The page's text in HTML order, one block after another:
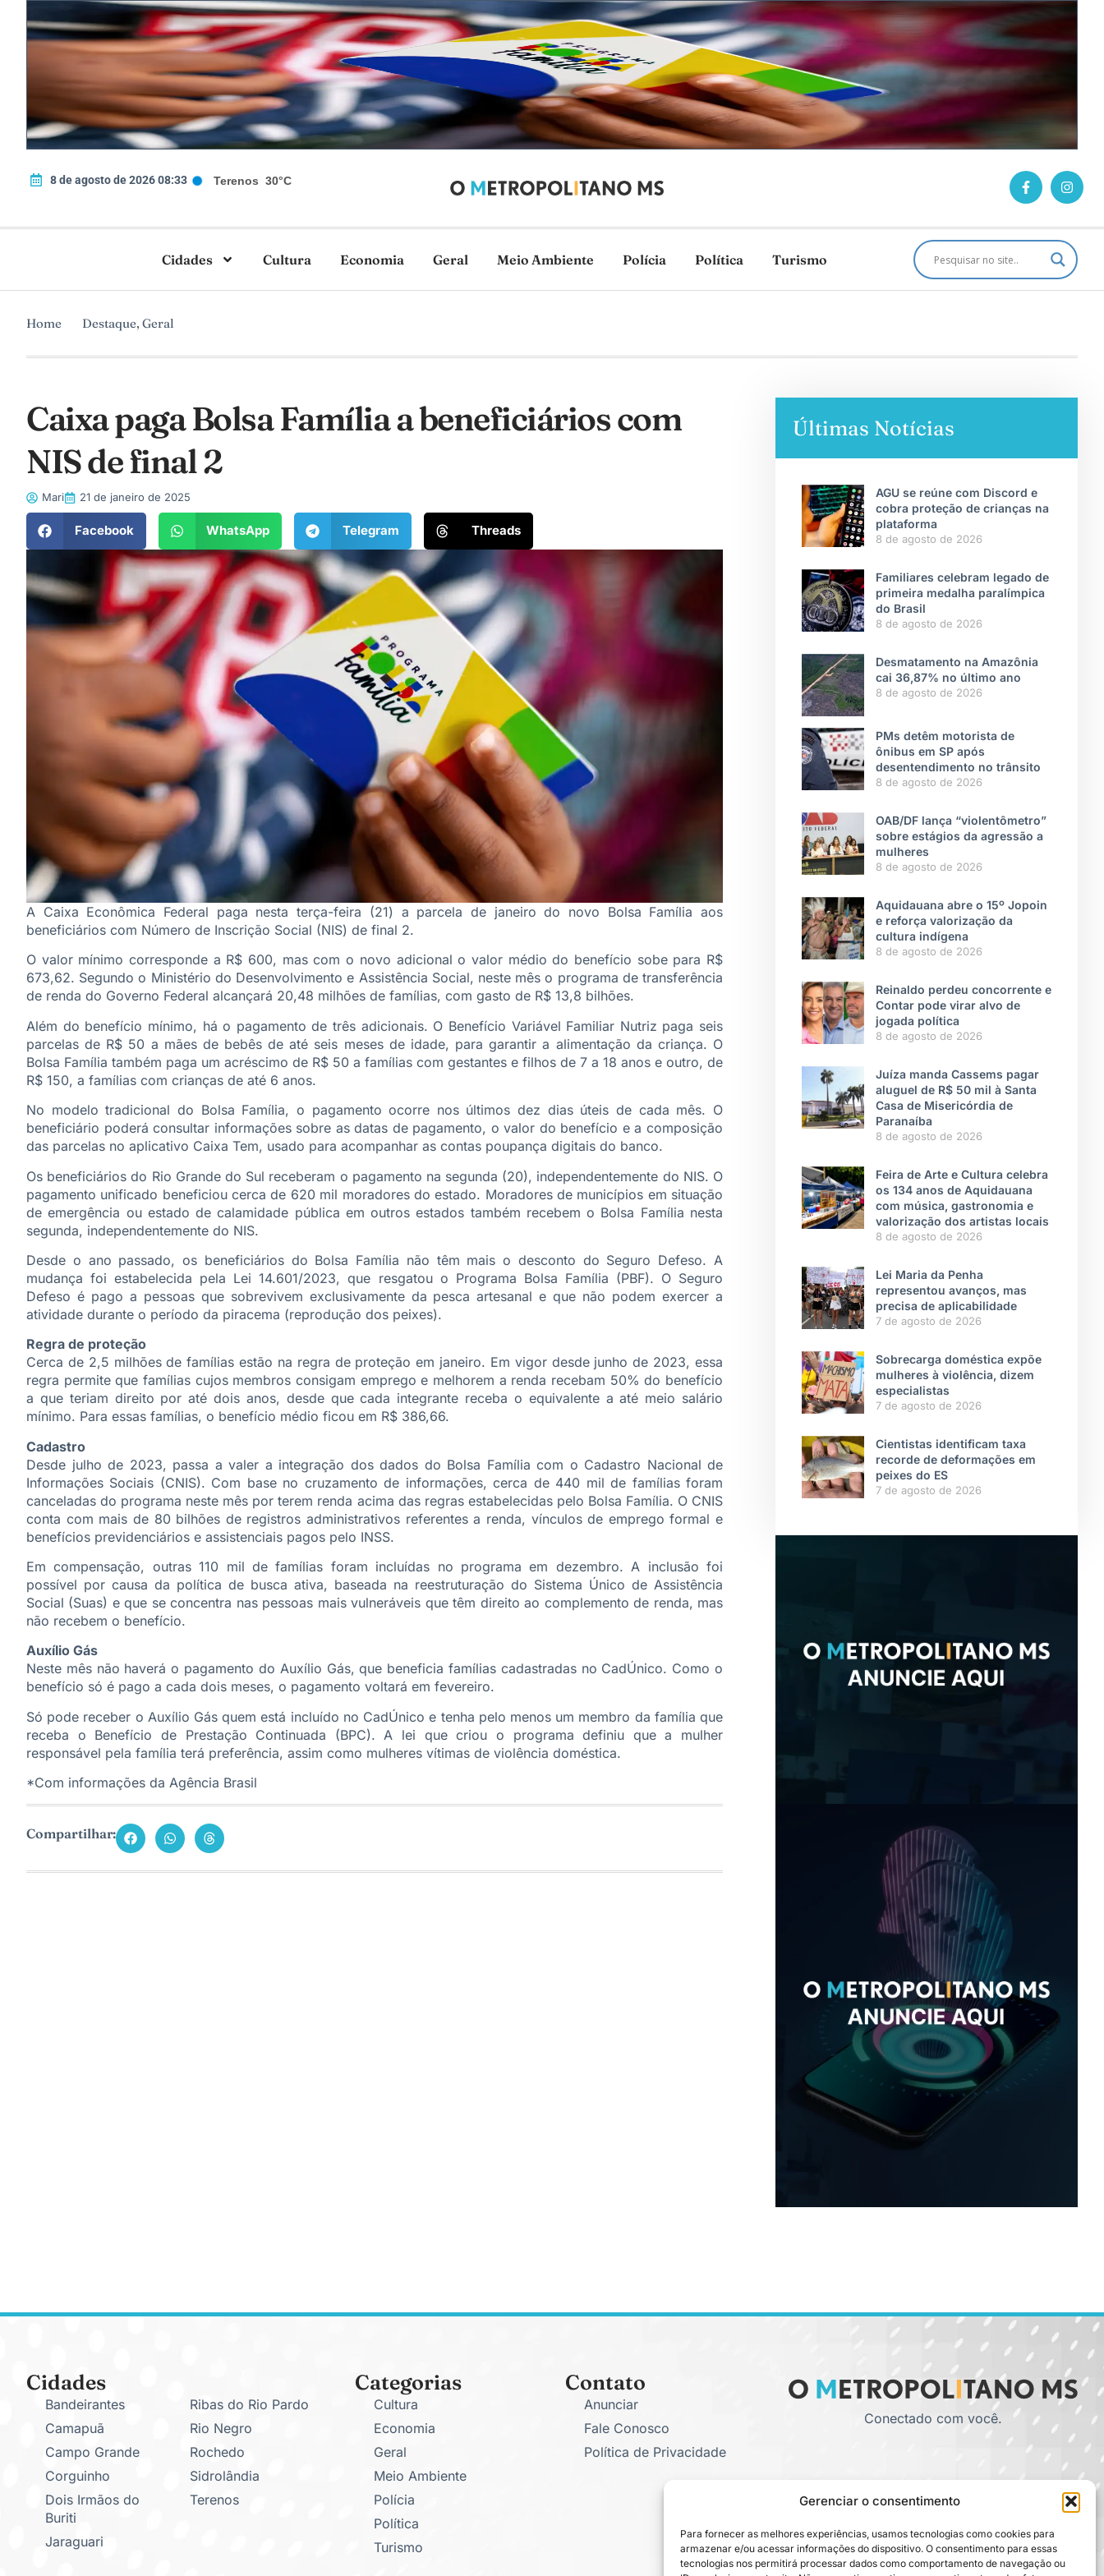
Gerenciar o consentimento
Para fornecer as melhores experiências, usamos tecnologias como cookies para
armazenar e/ou acessar informações do dispositivo. O consentimento para essas
tecnologias nos permitirá processar dados como comportamento de navegação ou
8 de agosto de 2026 08:33 Terenos 30°C
Cidades Cultura Economia Geral Meio Ambiente Polícia Política Turismo
Home Destaque, Geral
Caixa paga Bolsa Família a beneficiários com
NIS de final 2
Mari 21 de janeiro de 2025
Facebook WhatsApp Telegram Threads
A Caixa Econômica Federal paga nesta terça-feira (21) a parcela de janeiro do novo Bolsa Família aos
beneficiários com Número de Inscrição Social (NIS) de final 2.
O valor mínimo corresponde a R$ 600, mas com o novo adicional o valor médio do benefício sobe para R$
673,62. Segundo o Ministério do Desenvolvimento e Assistência Social, neste mês o programa de transferência
de renda do Governo Federal alcançará 20,48 milhões de famílias, com gasto de R$ 13,8 bilhões.
Além do benefício mínimo, há o pagamento de três adicionais. O Benefício Variável Familiar Nutriz paga seis
parcelas de R$ 50 a mães de bebês de até seis meses de idade, para garantir a alimentação da criança. O
Bolsa Família também paga um acréscimo de R$ 50 a famílias com gestantes e filhos de 7 a 18 anos e outro, de
R$ 150, a famílias com crianças de até 6 anos.
No modelo tradicional do Bolsa Família, o pagamento ocorre nos últimos dez dias úteis de cada mês. O
beneficiário poderá consultar informações sobre as datas de pagamento, o valor do benefício e a composição
das parcelas no aplicativo Caixa Tem, usado para acompanhar as contas poupança digitais do banco.
Os beneficiários do Rio Grande do Sul receberam o pagamento na segunda (20), independentemente do NIS. O
pagamento unificado beneficiou cerca de 620 mil moradores do estado. Moradores de municípios em situação
de emergência ou estado de calamidade pública em outros estados também recebem o Bolsa Família nesta
segunda, independentemente do NIS.
Desde o ano passado, os beneficiários do Bolsa Família não têm mais o desconto do Seguro Defeso. A
mudança foi estabelecida pela Lei 14.601/2023, que resgatou o Programa Bolsa Família (PBF). O Seguro
Defeso é pago a pessoas que sobrevivem exclusivamente da pesca artesanal e que não podem exercer a
atividade durante o período da piracema (reprodução dos peixes).
Regra de proteção
Cerca de 2,5 milhões de famílias estão na regra de proteção em janeiro. Em vigor desde junho de 2023, essa
regra permite que famílias cujos membros consigam emprego e melhorem a renda recebam 50% do benefício
a que teriam direito por até dois anos, desde que cada integrante receba o equivalente a até meio salário
mínimo. Para essas famílias, o benefício médio ficou em R$ 386,66.
Cadastro
Desde julho de 2023, passa a valer a integração dos dados do Bolsa Família com o Cadastro Nacional de
Informações Sociais (CNIS). Com base no cruzamento de informações, cerca de 440 mil de famílias foram
canceladas do programa neste mês por terem renda acima das regras estabelecidas pelo Bolsa Família. O CNIS
conta com mais de 80 bilhões de registros administrativos referentes a renda, vínculos de emprego formal e
benefícios previdenciários e assistenciais pagos pelo INSS.
Em compensação, outras 110 mil de famílias foram incluídas no programa em dezembro. A inclusão foi
possível por causa da política de busca ativa, baseada na reestruturação do Sistema Único de Assistência
Social (Suas) e que se concentra nas pessoas mais vulneráveis que têm direito ao complemento de renda, mas
não recebem o benefício.
Auxílio Gás
Neste mês não haverá o pagamento do Auxílio Gás, que beneficia famílias cadastradas no CadÚnico. Como o
benefício só é pago a cada dois meses, o pagamento voltará em fevereiro.
Só pode receber o Auxílio Gás quem está incluído no CadÚnico e tenha pelo menos um membro da família que
receba o Benefício de Prestação Continuada (BPC). A lei que criou o programa definiu que a mulher
responsável pela família terá preferência, assim como mulheres vítimas de violência doméstica.
*Com informações da Agência Brasil
Compartilhar:
Últimas Notícias
AGU se reúne com Discord e
cobra proteção de crianças na
plataforma
8 de agosto de 2026
Familiares celebram legado de
primeira medalha paralímpica
do Brasil
8 de agosto de 2026
Desmatamento na Amazônia
cai 36,87% no último ano
8 de agosto de 2026
PMs detêm motorista de
ônibus em SP após
desentendimento no trânsito
8 de agosto de 2026
OAB/DF lança “violentômetro”
sobre estágios da agressão a
mulheres
8 de agosto de 2026
Aquidauana abre o 15º Jopoin
e reforça valorização da
cultura indígena
8 de agosto de 2026
Reinaldo perdeu concorrente e
Contar pode virar alvo de
jogada política
8 de agosto de 2026
Juíza manda Cassems pagar
aluguel de R$ 50 mil à Santa
Casa de Misericórdia de
Paranaíba
8 de agosto de 2026
Feira de Arte e Cultura celebra
os 134 anos de Aquidauana
com música, gastronomia e
valorização dos artistas locais
8 de agosto de 2026
Lei Maria da Penha
representou avanços, mas
precisa de aplicabilidade
7 de agosto de 2026
Sobrecarga doméstica expõe
mulheres à violência, dizem
especialistas
7 de agosto de 2026
Cientistas identificam taxa
recorde de deformações em
peixes do ES
7 de agosto de 2026
Cidades
Bandeirantes
Camapuã
Campo Grande
Corguinho
Dois Irmãos do
Buriti
Jaraguari
Ribas do Rio Pardo
Rio Negro
Rochedo
Sidrolândia
Terenos
Categorias
Cultura
Economia
Geral
Meio Ambiente
Polícia
Política
Turismo
Contato
Anunciar
Fale Conosco
Política de Privacidade
Conectado com você.